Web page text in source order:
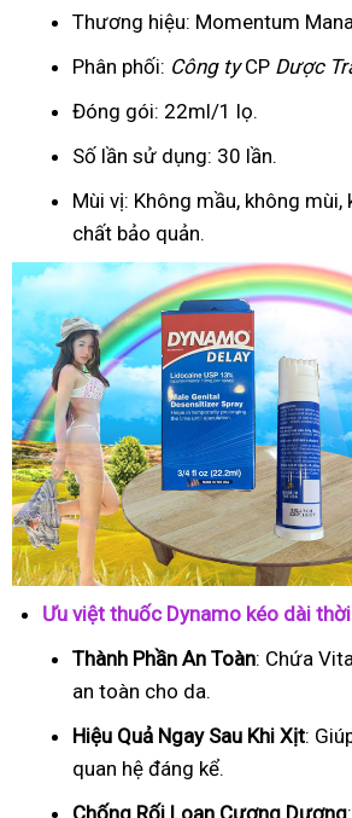
Thương hiệu: Momentum
Phân phối: Công tyCP Dược
Đóng gói: 22ml/1 lọ.
Số lần sử dụng: 30 lần.
Mùi vị: Không mầu, không mùi,
chất bảo quản.
Ưu việt thuốc Dynamo kéo dài
Thành Phần An Toàn: Chứa
an toàn cho da.
Hiệu Quả Ngay Sau Khi Xịt:
quan hệ đáng kể.
Chống Rối Loạn Cương Dương